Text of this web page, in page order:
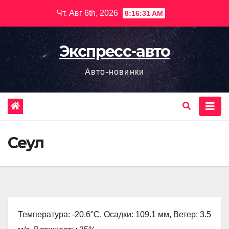
содержимому
Чт. Авг 6th, 2026 8:16:32 AM
Экспресс-авто
Авто-новинки
Сеул
Температура: -20.6°C, Осадки: 109.1 мм, Ветер: 3.5